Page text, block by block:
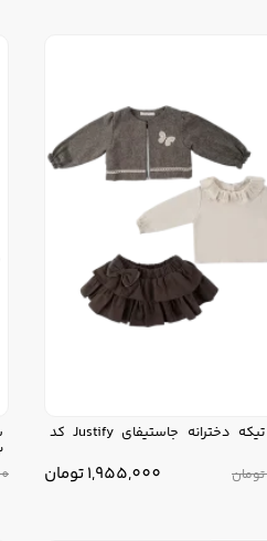
ست سه تیکه دخترانه جاستیفای Justify کد
تومان 1,955,000تومان